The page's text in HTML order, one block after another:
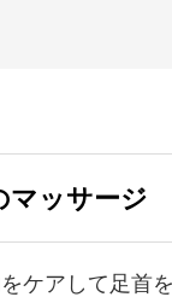
りの変化が関
知見も取り入れ
マッサージ
ケアして足首